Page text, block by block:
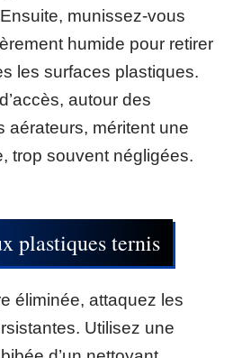
munissez-vous
humide pour retirer
les surfaces plastiques.
autour des
aérateurs, méritent une
trop souvent négligées.
plastiques ternis
éliminée, attaquez les
Utilisez une